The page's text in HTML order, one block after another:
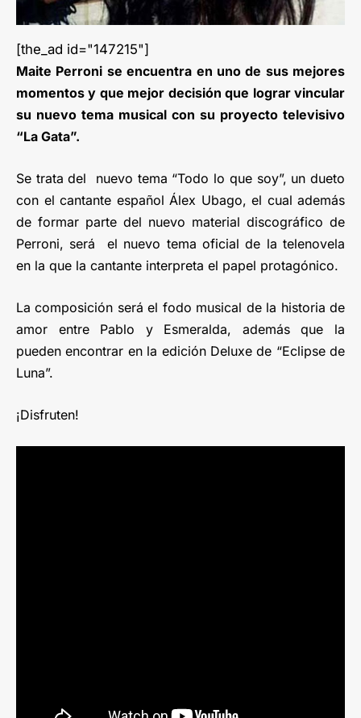
[the_ad id="147215"]
Maite Perroni se encuentra en uno de sus mejores
momentos y que mejor decisión que lograr vincular
su nuevo tema musical con su proyecto televisivo
“La Gata”.
Se trata del nuevo tema “Todo lo que soy”, un dueto
con el cantante español Álex Ubago, el cual además
de formar parte del nuevo material discográfico de
Perroni, será el nuevo tema oficial de la telenovela
en la que la cantante interpreta el papel protagónico.
La composición será el fodo musical de la historia de
amor entre Pablo y Esmeralda, además que la
pueden encontrar en la edición Deluxe de “Eclipse de
Luna”.
¡Disfruten!